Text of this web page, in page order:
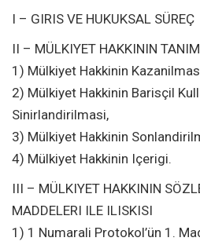
I – GIRIS VE HUKUKSAL SÜREÇ
II – MÜLKIYET HAKKININ
1) Mülkiyet Hakkinin
2) Mülkiyet Hakkinin Barisçil
Sinirlandirilmasi,
3) Mülkiyet Hakkinin
4) Mülkiyet Hakkinin Içerigi.
III – MÜLKIYET HAKKININ
MADDELERI ILE ILISKISI
1) 1 Numarali Protokol’ün 1.